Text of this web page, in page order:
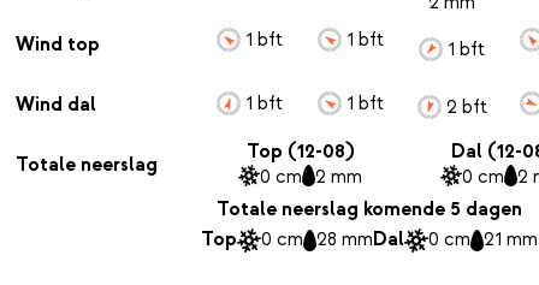
Wind top
Wind dal
Totale neerslag
1 bft
1 bft
1 bft
1 bft
1 bft
2 bft
Top (12-08)
0 cm 2 mm
Dal (12-
0 cm 2
Totale neerslag komende 5 dagen
Top
0 cm 28 mmDal 0 cm 21 mm